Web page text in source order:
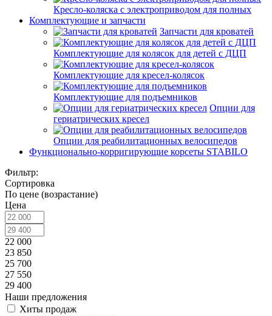
Кресло-коляска с электроприводом для полных
Комплектующие и запчасти
Запчасти для кроватей
Комплектующие для колясок для детей с ДЦП
Комплектующие для кресел-колясок
Комплектующие для подъемников
Опции для
гериатрических кресел
Опции для реабилитационных велосипедов
Функционально-корригирующие корсеты STABILO
Фильтр:
Сортировка
По цене (возрастание)
Цена
22 000
23 850
25 700
27 550
29 400
Наши предложения
Хиты продаж